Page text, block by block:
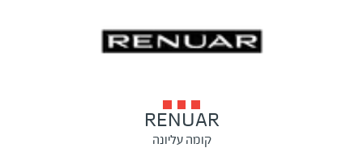
RENUAR
קומה עליונה